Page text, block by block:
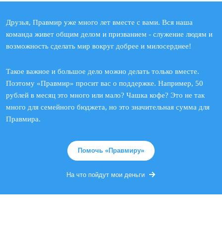
Друзья, Правмир уже много лет вместе с вами. Вся наша
команда живет общим делом и призванием - служение людям и
возможность сделать мир вокруг добрее и милосерднее!
Такое важное и большое дело можно делать только вместе.
Поэтому «Правмир» просит вас о поддержке. Например, 50
рублей в месяц это много или мало? Чашка кофе? Это не так
много для семейного бюджета, но это значительная сумма для
Правмира.
Помочь «Правмиру»
На что пойдут мои деньги